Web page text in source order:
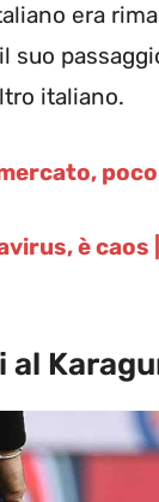
era
suo
italiano.
è
al